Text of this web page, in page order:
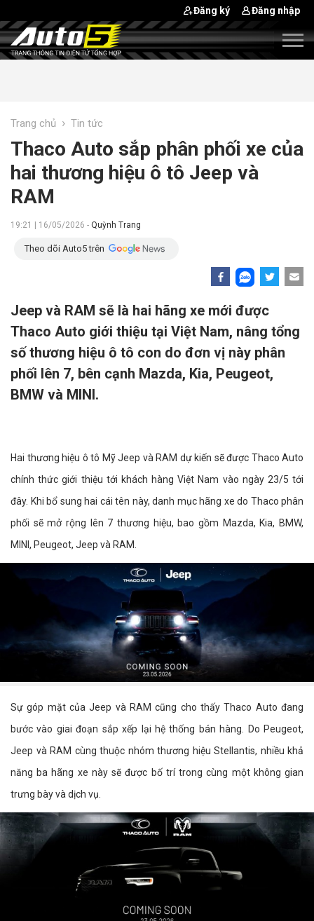
Đăng ký Đăng nhập
Trang chủ › Tin tức
Thaco Auto sắp phân phối xe của
hai thương hiệu ô tô Jeep và
RAM
19:21 | 16/05/2026 - Quỳnh Trang
Theo dõi Auto5 trên
Jeep và RAM sẽ là hai hãng xe mới được
Thaco Auto giới thiệu tại Việt Nam, nâng tổng
số thương hiệu ô tô con do đơn vị này phân
phối lên 7, bên cạnh Mazda, Kia, Peugeot,
BMW và MINI.
Hai thương hiệu ô tô Mỹ Jeep và RAM dự kiến sẽ được Thaco Auto
chính thức giới thiệu tới khách hàng Việt Nam vào ngày 23/5 tới
đây. Khi bổ sung hai cái tên này, danh mục hãng xe do Thaco phân
phối sẽ mở rộng lên 7 thương hiệu, bao gồm Mazda, Kia, BMW,
MINI, Peugeot, Jeep và RAM.
Sự góp mặt của Jeep và RAM cũng cho thấy Thaco Auto đang
bước vào giai đoạn sắp xếp lại hệ thống bán hàng. Do Peugeot,
Jeep và RAM cùng thuộc nhóm thương hiệu Stellantis, nhiều khả
năng ba hãng xe này sẽ được bố trí trong cùng một không gian
trưng bày và dịch vụ.